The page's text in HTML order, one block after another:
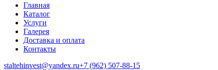
Главная
Каталог
Услуги
Галерея
Доставка и оплата
Контакты
staltehinvest@yandex.ru+7 (962) 507-88-15